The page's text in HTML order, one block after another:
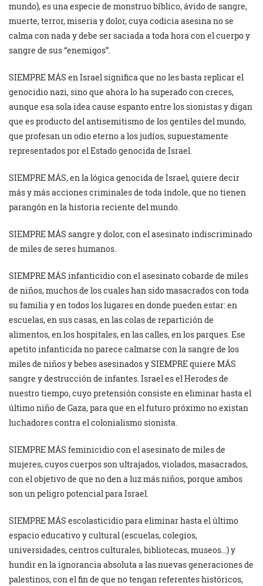
mundo), es una especie de monstruo bíblico, ávido de sangre,
muerte, terror, miseria y dolor, cuya codicia asesina no se
calma con nada y debe ser saciada a toda hora con el cuerpo y
sangre de sus “enemigos”.
SIEMPRE MÁS en Israel significa que no les basta replicar el
genocidio nazi, sino que ahora lo ha superado con creces,
aunque esa sola idea cause espanto entre los sionistas y digan
que es producto del antisemitismo de los gentiles del mundo,
que profesan un odio eterno a los judíos, supuestamente
representados por el Estado genocida de Israel.
SIEMPRE MÁS, en la lógica genocida de Israel, quiere decir
más y más acciones criminales de toda índole, que no tienen
parangón en la historia reciente del mundo.
SIEMPRE MÁS sangre y dolor, con el asesinato indiscriminado
de miles de seres humanos.
SIEMPRE MÁS infanticidio con el asesinato cobarde de miles
de niños, muchos de los cuales han sido masacrados con toda
su familia y en todos los lugares en donde pueden estar: en
escuelas, en sus casas, en las colas de repartición de
alimentos, en los hospitales, en las calles, en los parques. Ese
apetito infanticida no parece calmarse con la sangre de los
miles de niños y bebes asesinados y SIEMPRE quiere MÁS
sangre y destrucción de infantes. Israel es el Herodes de
nuestro tiempo, cuyo pretensión consiste en eliminar hasta el
último niño de Gaza, para que en el futuro próximo no existan
luchadores contra el colonialismo sionista.
SIEMPRE MÁS feminicidio con el asesinato de miles de
mujeres, cuyos cuerpos son ultrajados, violados, masacrados,
con el objetivo de que no den a luz más niños, porque ambos
son un peligro potencial para Israel.
SIEMPRE MÁS escolasticidio para eliminar hasta el último
espacio educativo y cultural (escuelas, colegios,
universidades, centros culturales, bibliotecas, museos…) y
hundir en la ignorancia absoluta a las nuevas generaciones de
palestinos, con el fin de que no tengan referentes históricos,